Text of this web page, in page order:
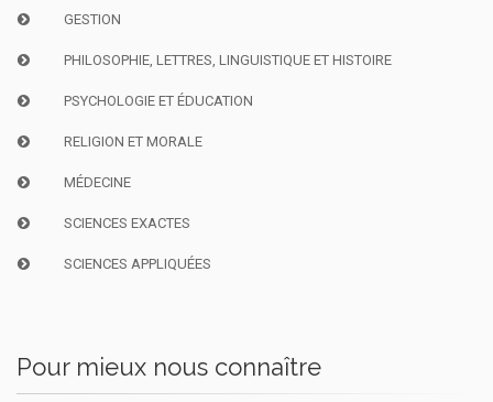
GESTION
PHILOSOPHIE, LETTRES, LINGUISTIQUE ET HISTOIRE
PSYCHOLOGIE ET ÉDUCATION
RELIGION ET MORALE
MÉDECINE
SCIENCES EXACTES
SCIENCES APPLIQUÉES
Pour mieux nous connaître